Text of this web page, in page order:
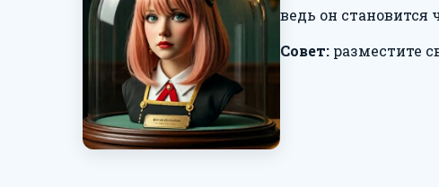
ведь он становится
Совет: разместите